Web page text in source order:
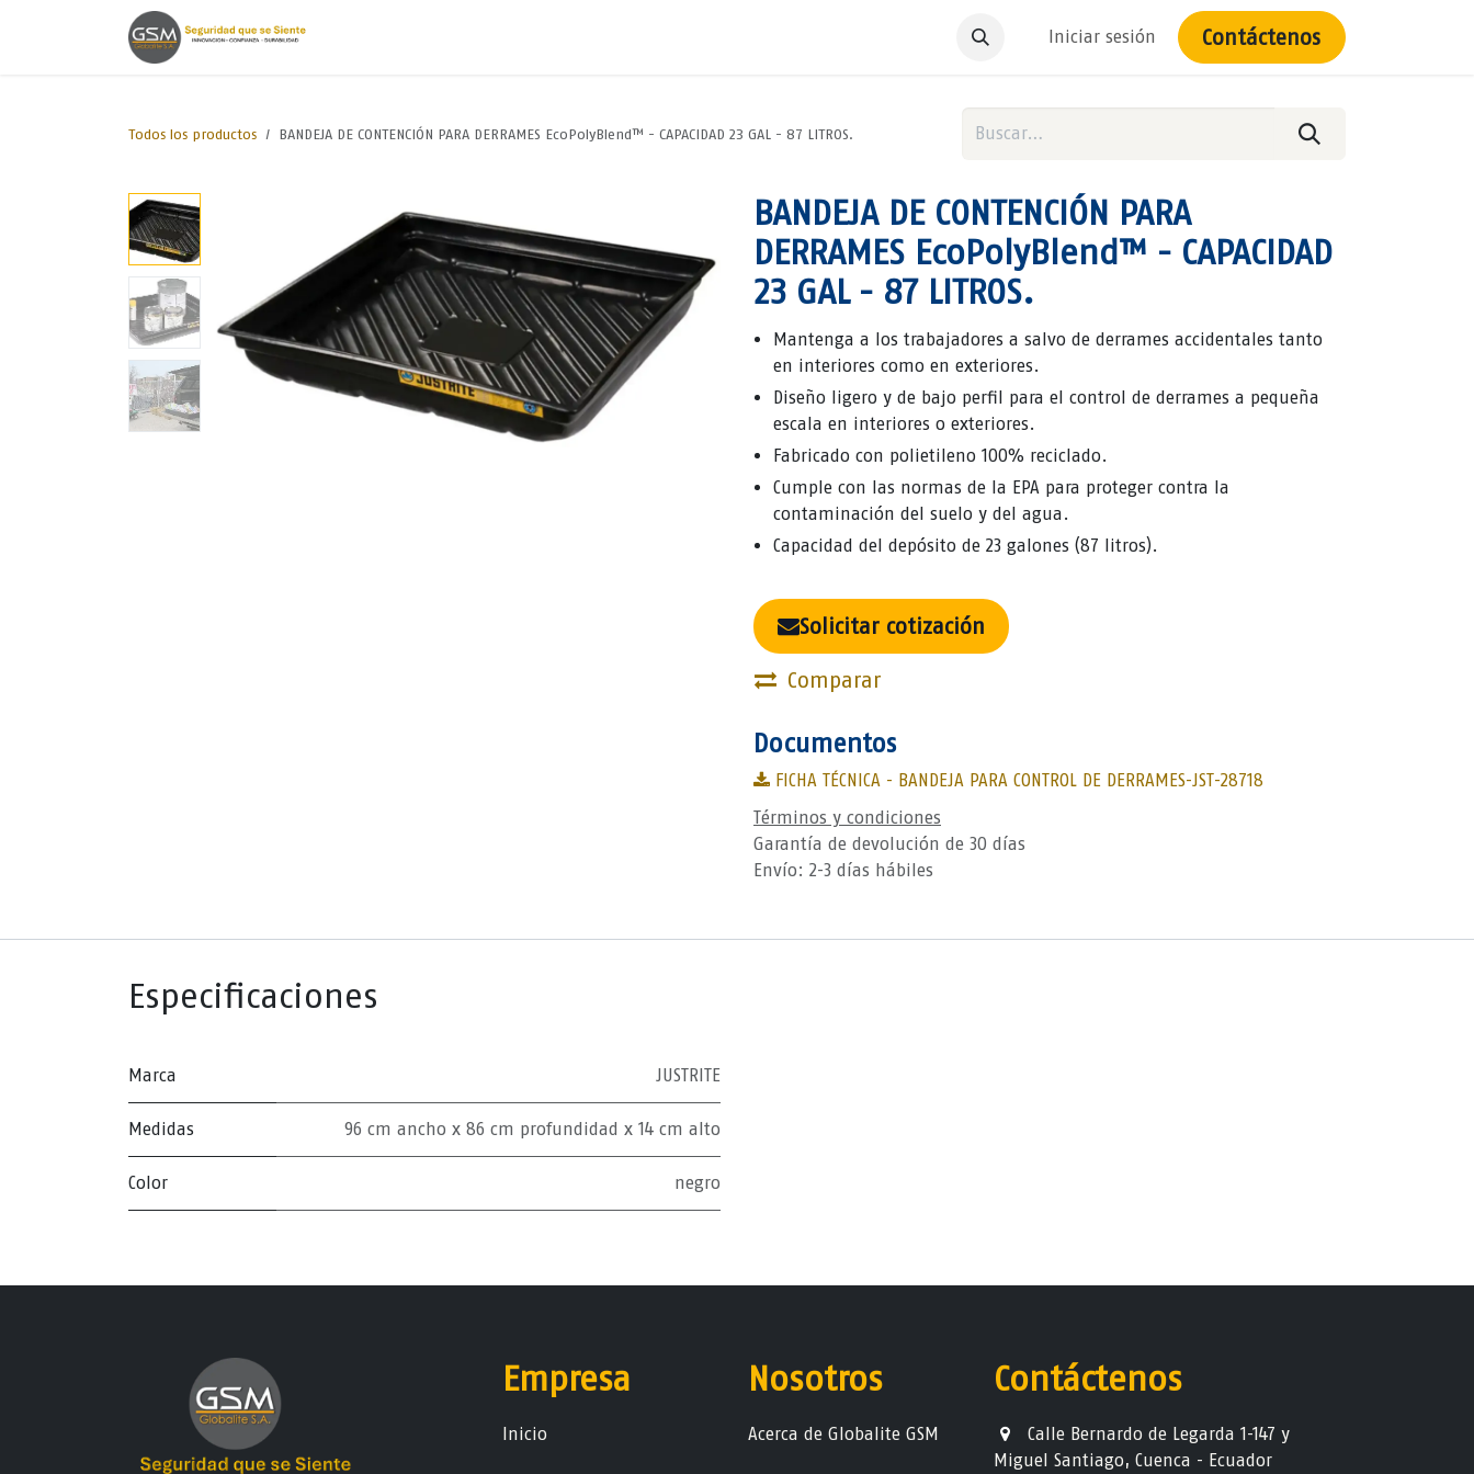
Ir al contenido
Iniciar sesión Contáctenos
Todos los productos BANDEJA DE CONTENCIÓN PARA DERRAMES EcoPolyBlend™ - CAPACIDAD 23 GAL - 87 LITROS.
BANDEJA DE CONTENCIÓN PARA
DERRAMES EcoPolyBlend™ - CAPACIDAD
23 GAL - 87 LITROS.
Mantenga a los trabajadores a salvo de derrames accidentales tanto
en interiores como en exteriores.
Diseño ligero y de bajo perfil para el control de derrames a pequeña
escala en interiores o exteriores.
Fabricado con polietileno 100% reciclado.
Cumple con las normas de la EPA para proteger contra la
contaminación del suelo y del agua.
Capacidad del depósito de 23 galones (87 litros).
Solicitar cotización
Comparar
Documentos
FICHA TÉCNICA - BANDEJA PARA CONTROL DE DERRAMES-JST-28718
Términos y condiciones
Garantía de devolución de 30 días
Envío: 2-3 días hábiles
Especificaciones
Marca JUSTRITE
Medidas 96 cm ancho x 86 cm profundidad x 14 cm alto
Color negro
Contáctenos
Calle Bernardo de Legarda 1-147 y
Miguel Santiago, Cuenca - Ecuador
Empresa
Ini​ci​o
Nosotros
Acerca de Globalite GSM